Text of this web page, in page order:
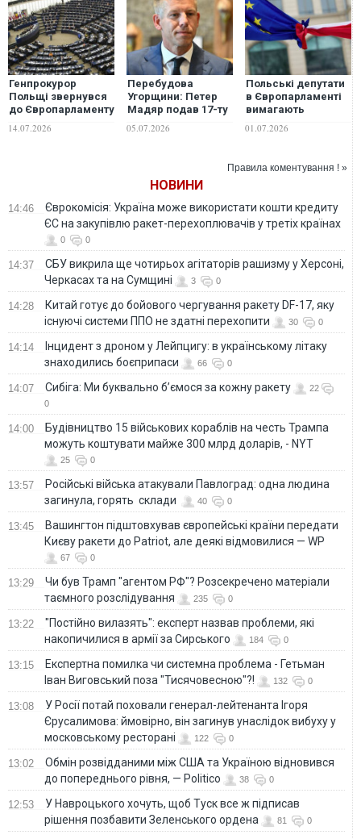
Генпрокурор
Польщі звернувся
до Європарламенту
депутата-
14.07.2026
Перебудова
Угорщини: Петер
Мадяр подав 17-ту
Конституції, яка
05.07.2026
Польські депутати
в Європарламенті
вимагають
УПА" — RMF24
01.07.2026
Правила коментування ! »
НОВИНИ
14:46
Єврокомісія: Україна може використати кошти кредиту
ЄС на закупівлю ракет-перехоплювачів у третіх країнах
0 0
14:37
СБУ викрила ще чотирьох агітаторів рашизму у Херсоні,
Черкасах та на Сумщині
3 0
14:28
Китай готує до бойового чергування ракету DF-17, яку
існуючі системи ППО не здатні перехопити
30 0
14:14
Інцидент з дроном у Лейпцигу: в українському літаку
знаходились боєприпаси
66 0
14:07 Сибіга: Ми буквально б’ємося за кожну ракету
22
0
14:00
Будівництво 15 військових кораблів на честь Трампа
можуть коштувати майже 300 млрд доларів, - NYT
25 0
13:57
Російські війська атакували Павлоград: одна людина
загинула, горять склади
40 0
13:45
Вашингтон підштовхував європейські країни передати
Києву ракети до Patriot, але деякі відмовилися — WP
67 0
13:29
Чи був Трамп "агентом РФ"? Розсекречено матеріали
таємного розслідування
235 0
13:22
"Постійно вилазять": експерт назвав проблеми, які
накопичилися в армії за Сирського
184 0
13:15
Eкспертна помилка чи системна проблема - Гетьман
Іван Виговський поза "Тисячовесною"?!
132 0
13:08
У Росії потай поховали генерал-лейтенанта Ігоря
Єрусалимова: ймовірно, він загинув унаслідок вибуху у
московському ресторані
122 0
13:02
Обмін розвідданими між США та Україною відновився
до попереднього рівня, — Politico
38 0
12:53
У Навроцького хочуть, щоб Туск все ж підписав
рішення позбавити Зеленського ордена
81 0